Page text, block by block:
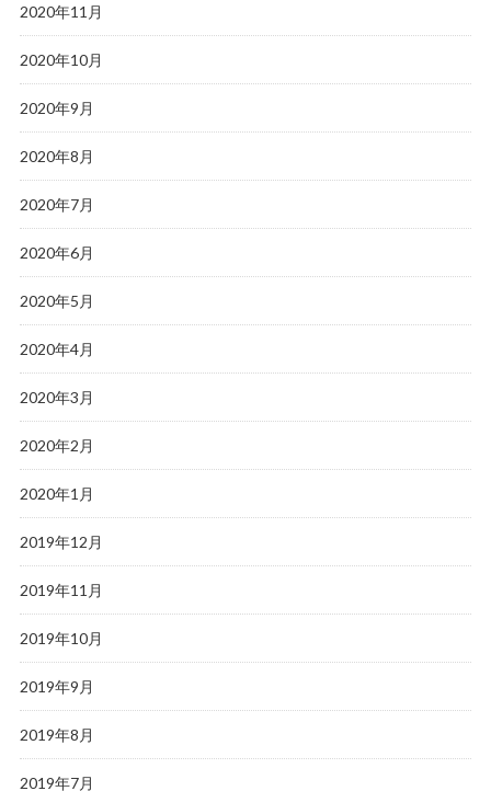
2020年11月
2020年10月
2020年9月
2020年8月
2020年7月
2020年6月
2020年5月
2020年4月
2020年3月
2020年2月
2020年1月
2019年12月
2019年11月
2019年10月
2019年9月
2019年8月
2019年7月